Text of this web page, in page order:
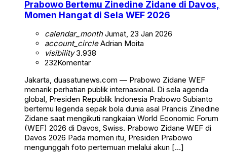
Prabowo Bertemu Zinedine Zidane di Davos,
Momen Hangat di Sela WEF 2026
calendar_monthJumat, 23 Jan 2026
account_circleAdrian Moita
visibility3.938
232Komentar
Jakarta, duasatunews.com — Prabowo Zidane WEF
menarik perhatian publik internasional. Di sela agenda
global, Presiden Republik Indonesia Prabowo Subianto
bertemu legenda sepak bola dunia asal Prancis Zinedine
Zidane saat mengikuti rangkaian World Economic Forum
(WEF) 2026 di Davos, Swiss. Prabowo Zidane WEF di
Davos 2026 Pada momen itu, Presiden Prabowo
mengunggah foto pertemuan melalui akun […]